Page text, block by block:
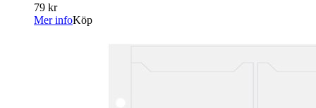
79 kr
Mer infoKöp